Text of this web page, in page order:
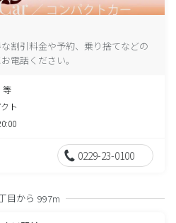
割引料金や予約、乗り捨てなどの
電話ください。
等
ト
0229-23-0100
目から 997m